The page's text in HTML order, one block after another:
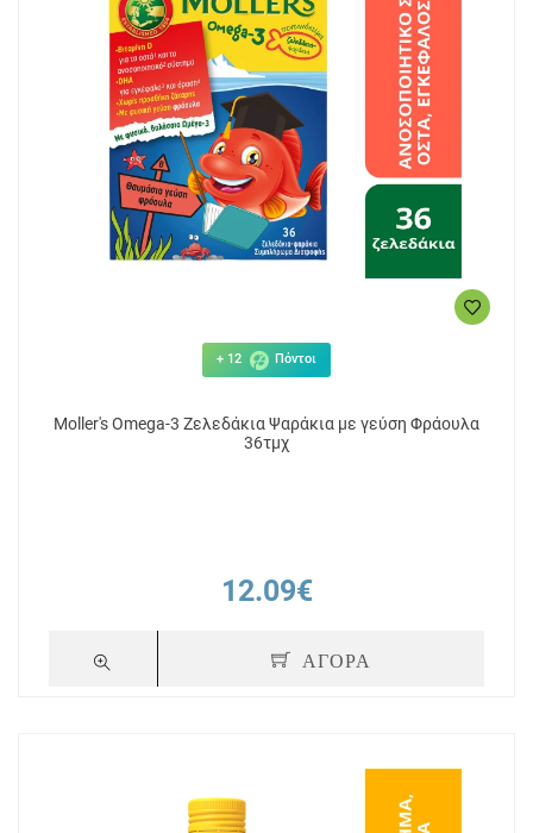
+ 12 Πόντοι
Moller's Omega-3 Ζελεδάκια Ψαράκια με γεύση Φράουλα
36τμχ
12.09€
ΑΓΟΡΑ